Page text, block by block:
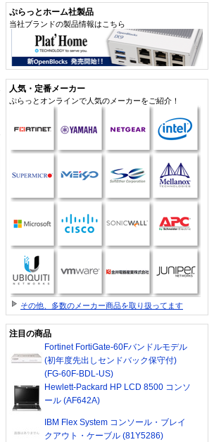
ぷらっとホーム社製品
当社ブランドの製品情報はこちら
人気・定番メーカー
ぷらっとオンラインで人気のメーカーをご紹介！
その他、多数のメーカー商品を取り扱ってます
注目の商品
Fortinet FortiGate-60Fバンドルモデル
(初年度先出しセンドバック保守付)
(FG-60F-BDL-US)
Hewlett-Packard HP LCD 8500 コンソ
ール (AF642A)
IBM Flex System コンソール・ブレイ
クアウト・ケーブル (81Y5286)